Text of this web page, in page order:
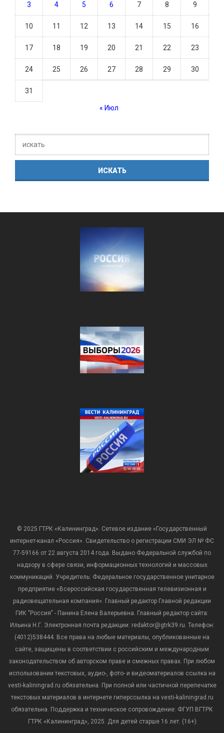
3 4 5 6 7 8 9
10 11 12 13 14 15 16
17 18 19 20 21 22 23
24 25 26 27 28 29 30
31
« Июл
© 2025 ГТРК «Калининград». Сетевое издание «Государственный
интернет-канал «Россия». Свидетельство о регистрации СМИ ЭЛ № ФС
77-59166 от 22 августа 2014 года. Выдано Федеральной службой по
надзору в сфере связи, информационных технологий и массовых
коммуникаций. Учредитель: Федеральное государственное унитарное
предприятие «Всероссийская государственная телевизионная и
радиовещательная компания». Главный редактор Главной редакции
ГИК "Россия" - Панина Елена Валерьевна. Главный редактор сайта:
Ильина Н.Г. Электронная почта редакции: redaktor@gtrk39.ru. Телефон:
(4012)538444. Все права на любые материалы, опубликованные на
сайте, защищены в соответствии с российским и международным
законодательством об авторском праве и смежных правах. При любом
использовании текстовых, аудио-, фото- и видеоматериалов ссылка на
vesti-kaliningrad.ru обязательна. При полной или частичной перепечатке
текстовых материалов в интернете гиперссылка на vesti-kaliningrad.ru
обязательна. Поддержка и техническое сопровождение: ФГУП ВГТРК
ГТРК «Калининград», 2025. Для детей старше 16 лет. (16+)